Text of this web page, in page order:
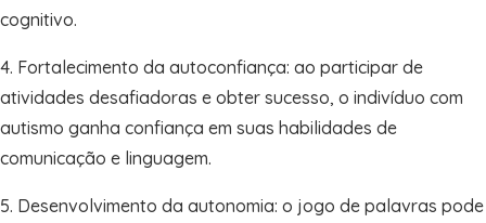
cognitivo.
4. Fortalecimento da autoconfiança: ao participar de
atividades desafiadoras e obter sucesso, o indivíduo com
autismo ganha confiança em suas habilidades de
comunicação e linguagem.
5. Desenvolvimento da autonomia: o jogo de palavras pode